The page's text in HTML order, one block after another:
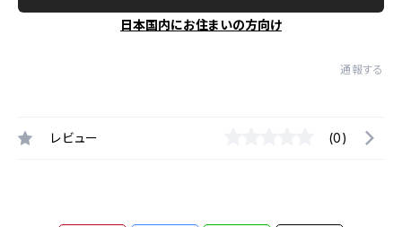
日本国内にお住まいの方向け
通報する
レビュー (0)